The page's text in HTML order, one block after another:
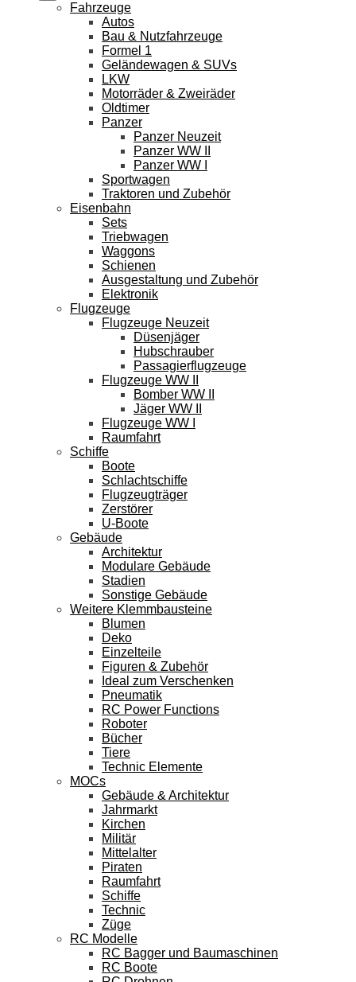
Fahrzeuge
Autos
Bau & Nutzfahrzeuge
Formel 1
Geländewagen & SUVs
LKW
Motorräder & Zweiräder
Oldtimer
Panzer
Panzer Neuzeit
Panzer WW II
Panzer WW I
Sportwagen
Traktoren und Zubehör
Eisenbahn
Sets
Triebwagen
Waggons
Schienen
Ausgestaltung und Zubehör
Elektronik
Flugzeuge
Flugzeuge Neuzeit
Düsenjäger
Hubschrauber
Passagierflugzeuge
Flugzeuge WW II
Bomber WW II
Jäger WW II
Flugzeuge WW I
Raumfahrt
Schiffe
Boote
Schlachtschiffe
Flugzeugträger
Zerstörer
U-Boote
Gebäude
Architektur
Modulare Gebäude
Stadien
Sonstige Gebäude
Weitere Klemmbausteine
Blumen
Deko
Einzelteile
Figuren & Zubehör
Ideal zum Verschenken
Pneumatik
RC Power Functions
Roboter
Bücher
Tiere
Technic Elemente
MOCs
Gebäude & Architektur
Jahrmarkt
Kirchen
Militär
Mittelalter
Piraten
Raumfahrt
Schiffe
Technic
Züge
RC Modelle
RC Bagger und Baumaschinen
RC Boote